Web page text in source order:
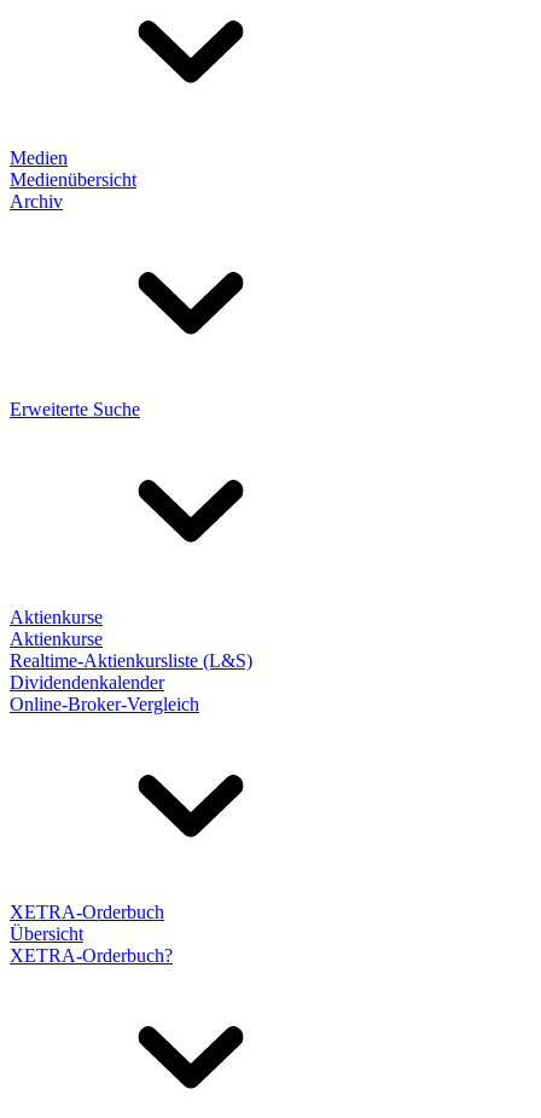
Medien
Medienübersicht
Archiv
Erweiterte Suche
Aktienkurse
Aktienkurse
Realtime-Aktienkursliste (L&S)
Dividendenkalender
Online-Broker-Vergleich
XETRA-Orderbuch
Übersicht
XETRA-Orderbuch?